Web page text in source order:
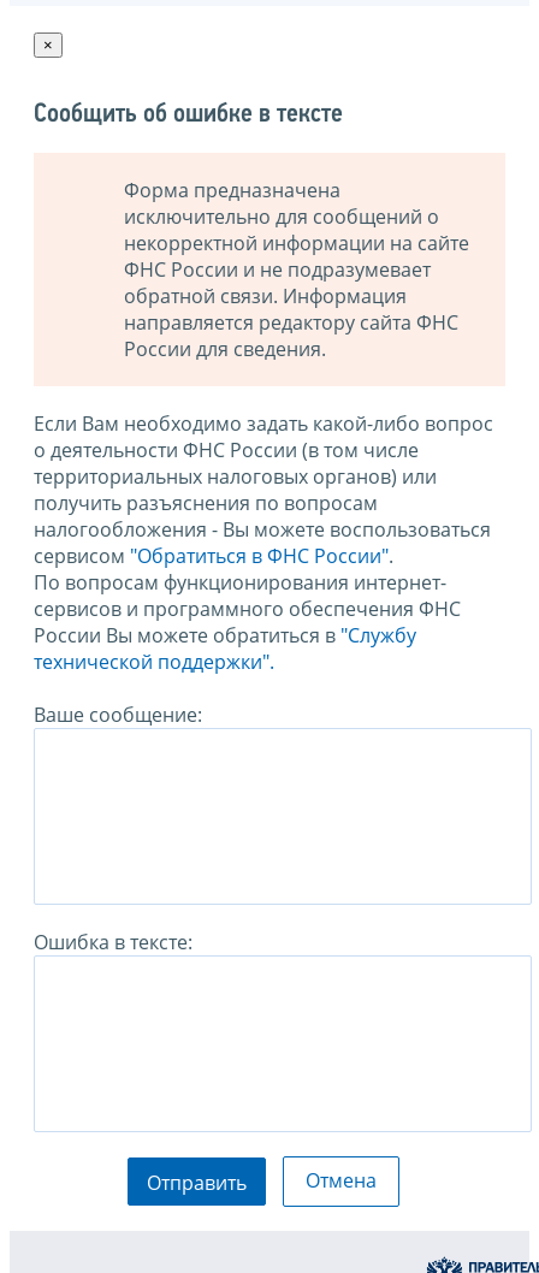
×
Сообщить об ошибке в тексте
Форма предназначена
исключительно для сообщений о
некорректной информации на сайте
ФНС России и не подразумевает
обратной связи. Информация
направляется редактору сайта ФНС
России для сведения.
Если Вам необходимо задать какой-либо вопрос
о деятельности ФНС России (в том числе
территориальных налоговых органов) или
получить разъяснения по вопросам
налогообложения - Вы можете воспользоваться
сервисом "Обратиться в ФНС России".
По вопросам функционирования интернет-
сервисов и программного обеспечения ФНС
России Вы можете обратиться в "Службу
технической поддержки".
Ваше сообщение:
Ошибка в тексте:
Отправить Отмена